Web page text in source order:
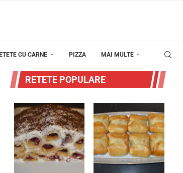
CU CARNE PIZZA MAI MULTE
RETETE POPULARE